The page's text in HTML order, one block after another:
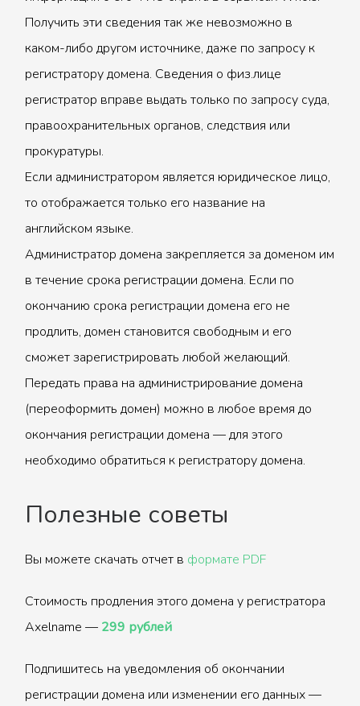
Получить эти сведения так же невозможно в
каком-либо другом источнике, даже по запросу к
регистратору домена. Сведения о физ.лице
регистратор вправе выдать только по запросу суда,
правоохранительных органов, следствия или
прокуратуры.
Если администратором является юридическое лицо,
то отображается только его название на
английском языке.
Администратор домена закрепляется за доменом им
в течение срока регистрации домена. Если по
окончанию срока регистрации домена его не
продлить, домен становится свободным и его
сможет зарегистрировать любой желающий.
Передать права на администрирование домена
(переоформить домен) можно в любое время до
окончания регистрации домена — для этого
необходимо обратиться к регистратору домена.
Полезные советы
Вы можете скачать отчет в формате PDF
Стоимость продления этого домена у регистратора
Axelname — 299 рублей
Подпишитесь на уведомления об окончании
регистрации домена или изменении его данных —